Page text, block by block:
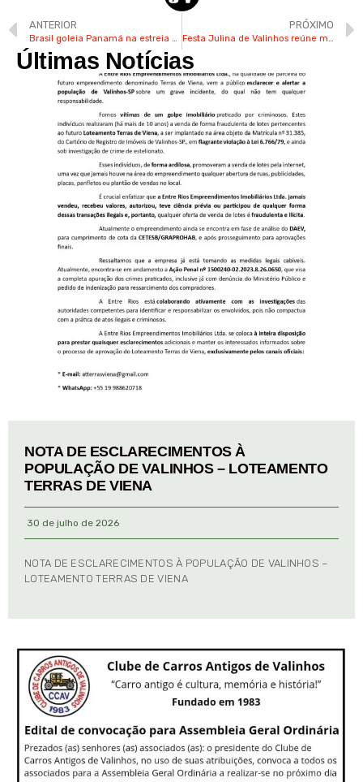
ANTERIOR
Brasil goleia Panamá na estreia da Copa do Mundo de futebol feminino
PRÓXIMO
Festa Julina de Valinhos reúne mais de 46 mil pessoas no primeiro final de semana
Últimas Notícias
NOTA DE ESCLARECIMENTOS À
POPULAÇÃO DE VALINHOS – LOTEAMENTO
TERRAS DE VIENA
30 de julho de 2026
NOTA DE ESCLARECIMENTOS À POPULAÇÃO DE VALINHOS –
LOTEAMENTO TERRAS DE VIENA